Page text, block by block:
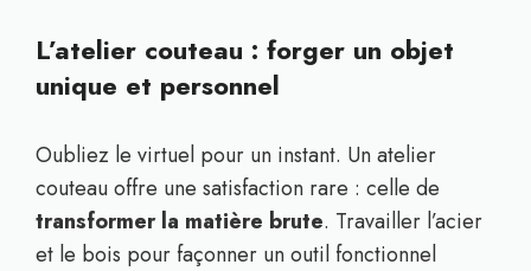
L’atelier couteau : forger un objet
unique et personnel
Oubliez le virtuel pour un instant. Un atelier
couteau offre une satisfaction rare : celle de
transformer la matière brute. Travailler l’acier
et le bois pour façonner un outil fonctionnel